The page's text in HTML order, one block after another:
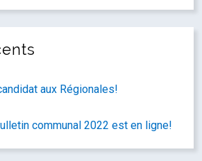
aux Régionales!
communal 2022 est en ligne!